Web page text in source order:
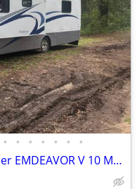
• • • • • • •
Motorhome 2000 holiday rambler EMDEAVOR V 10 Moter 80,000 miles